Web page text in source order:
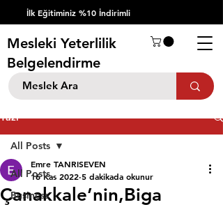
İlk Eğitiminiz %10 İndirimli
Mesleki Yeterlilik
Belgelendirme
Yazı
All Posts
Business
All Posts
Çanakkale’nin,Biga
Emre TANRISEVEN
16 Kas 2022 5 dakikada okunur